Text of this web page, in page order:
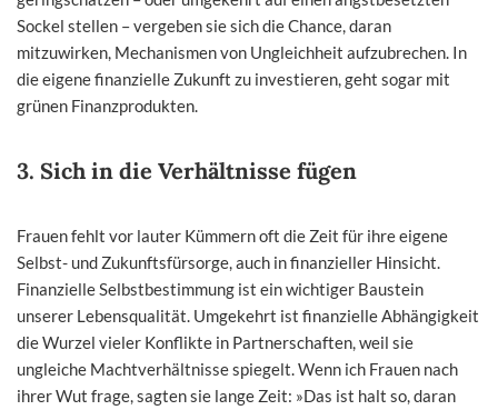
Sockel stellen – vergeben sie sich die Chance, daran
mitzuwirken, Mechanismen von Ungleichheit aufzubrechen. In
die eigene finanzielle Zukunft zu investieren, geht sogar mit
grünen Finanzprodukten.
3. Sich in die Verhältnisse fügen
Frauen fehlt vor lauter Kümmern oft die Zeit für ihre eigene
Selbst- und Zukunftsfürsorge, auch in finanzieller Hinsicht.
Finanzielle Selbstbestimmung ist ein wichtiger Baustein
unserer Lebensqualität. Umgekehrt ist finanzielle Abhängigkeit
die Wurzel vieler Konflikte in Partnerschaften, weil sie
ungleiche Machtverhältnisse spiegelt. Wenn ich Frauen nach
ihrer Wut frage, sagten sie lange Zeit: »Das ist halt so, daran